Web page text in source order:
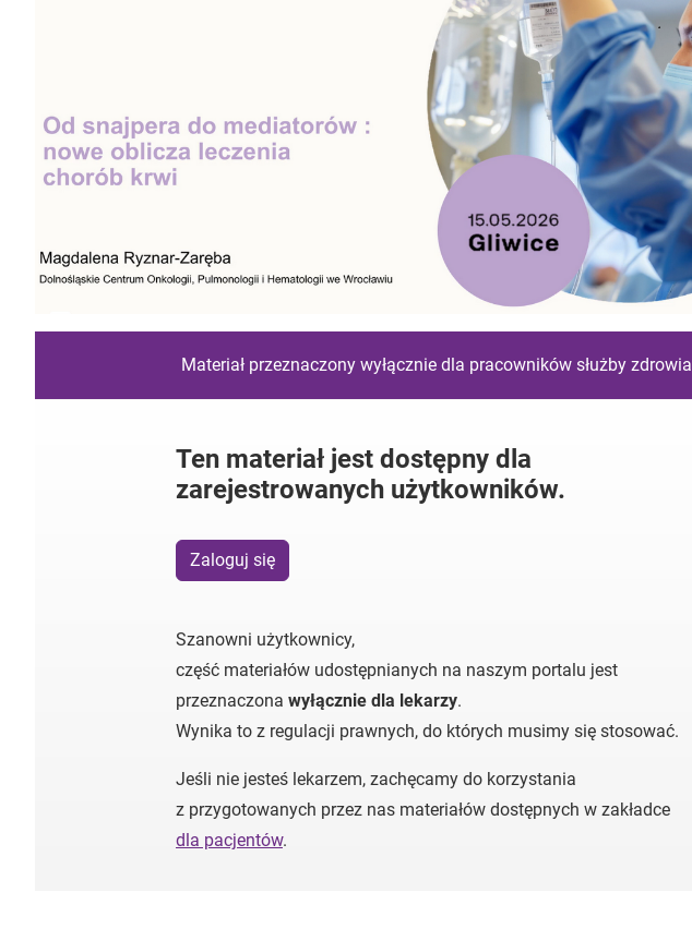
Materiał przeznaczony wyłącznie dla pracowników służby zdrowia
Ten materiał jest dostępny dla
zarejestrowanych użytkowników.
Zaloguj się
Szanowni użytkownicy,
część materiałów udostępnianych na naszym portalu jest
przeznaczona wyłącznie dla lekarzy.
Wynika to z regulacji prawnych, do których musimy się stosować.
Jeśli nie jesteś lekarzem, zachęcamy do korzystania
z przygotowanych przez nas materiałów dostępnych w zakładce
dla pacjentów.